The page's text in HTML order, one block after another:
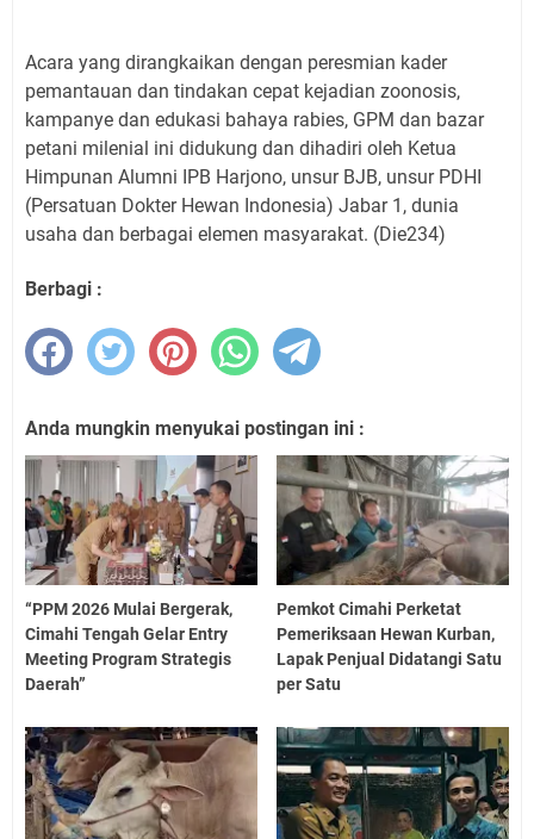
Acara yang dirangkaikan dengan peresmian kader
pemantauan dan tindakan cepat kejadian zoonosis,
kampanye dan edukasi bahaya rabies, GPM dan bazar
petani milenial ini didukung dan dihadiri oleh Ketua
Himpunan Alumni IPB Harjono, unsur BJB, unsur PDHI
(Persatuan Dokter Hewan Indonesia) Jabar 1, dunia
usaha dan berbagai elemen masyarakat. (Die234)
Berbagi :
Anda mungkin menyukai postingan ini :
“PPM 2026 Mulai Bergerak,
Cimahi Tengah Gelar Entry
Meeting Program Strategis
Daerah”
Pemkot Cimahi Perketat
Pemeriksaan Hewan Kurban,
Lapak Penjual Didatangi Satu
per Satu